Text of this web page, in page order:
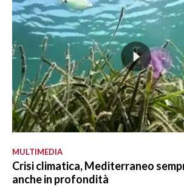
MULTIMEDIA
Crisi climatica, Mediterraneo
anche in profondità